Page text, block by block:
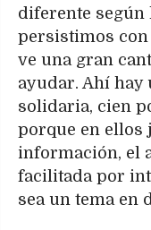
diferente según
persistimos con
ve una gran
ayudar. Ahí hay
solidaria, cien
porque en ellos
información, el
facilitada por
sea un tema en